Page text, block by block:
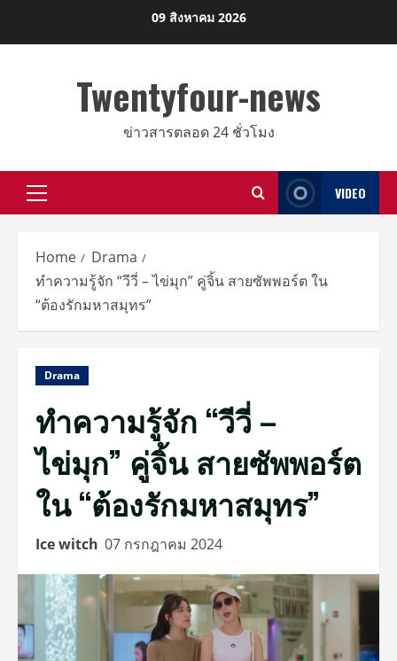
09 สิงหาคม 2026
Twentyfour-news
ข่าวสารตลอด 24 ชั่วโมง
Primary
VIDEO
Home
Drama
ทำความรู้จัก “วีวี่ – ไข่มุก” คู่จิ้น สายซัพพอร์ต ใน
“ต้องรักมหาสมุทร”
Drama
ทำความรู้จัก “วีวี่ –
ไข่มุก” คู่จิ้น สายซัพพอร์ต
ใน “ต้องรักมหาสมุทร”
Ice witch 07 กรกฎาคม 2024